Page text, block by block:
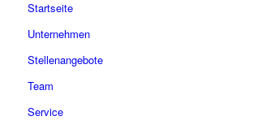
Startseite
Unternehmen
Stellenangebote
Team
Service